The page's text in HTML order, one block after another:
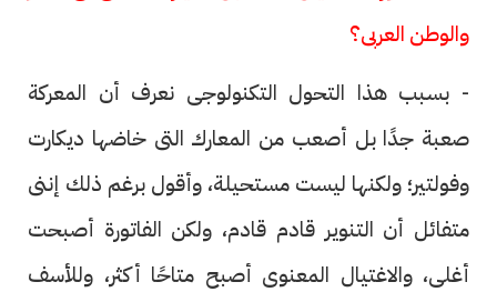
والوطن العربى؟
- بسبب هذا التحول التكنولوجى نعرف أن المعركة
صعبة جدًا بل أصعب من المعارك التى خاضها ديكارت
وفولتير؛ ولكنها ليست مستحيلة، وأقول برغم ذلك إننى
متفائل أن التنوير قادم قادم، ولكن الفاتورة أصبحت
أغلى، والاغتيال المعنوى أصبح متاحًا أكثر، وللأسف